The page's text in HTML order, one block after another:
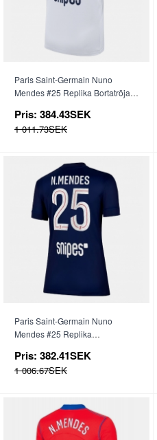
Paris Saint-Germain Nuno
Mendes #25 Replika Bortatröja
Pris: 384.43SEK
1 011.73SEK
Paris Saint-Germain Nuno
Mendes #25 Replika
Kortärmad
Pris: 382.41SEK
1 006.67SEK